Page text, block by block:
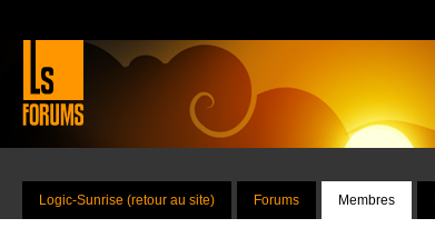
Logic-Sunrise (retour au site) Forums Membres